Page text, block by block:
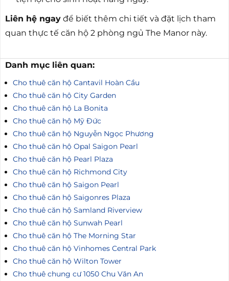
Liên hệ ngay để biết thêm chi tiết và đặt lịch tham
quan thực tế căn hộ 2 phòng ngủ The Manor này.
Danh mục liên quan:
Cho thuê căn hộ Cantavil Hoàn Cầu
Cho thuê căn hộ City Garden
Cho thuê căn hộ La Bonita
Cho thuê căn hộ Mỹ Đức
Cho thuê căn hộ Nguyễn Ngọc Phương
Cho thuê căn hộ Opal Saigon Pearl
Cho thuê căn hộ Pearl Plaza
Cho thuê căn hộ Richmond City
Cho thuê căn hộ Saigon Pearl
Cho thuê căn hộ Saigonres Plaza
Cho thuê căn hộ Samland Riverview
Cho thuê căn hộ Sunwah Pearl
Cho thuê căn hộ The Morning Star
Cho thuê căn hộ Vinhomes Central Park
Cho thuê căn hộ Wilton Tower
Cho thuê chung cư 1050 Chu Văn An